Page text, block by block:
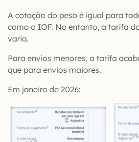
A cotação do peso é igual para
como o IOF. No entanto, a tarifa
varia.
Para envios menores, a tarifa
que para envios maiores.
Em janeiro de 2026: